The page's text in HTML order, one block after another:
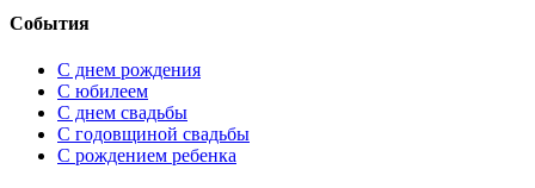
События
С днем рождения
С юбилеем
С днем свадьбы
С годовщиной свадьбы
С рождением ребенка